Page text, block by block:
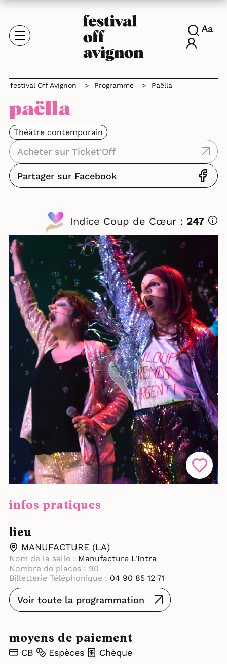
festival Off Avignon > Programme > Paëlla
paëlla
Théâtre contemporain
Acheter sur Ticket'Off
Partager sur Facebook
Indice Coup de Cœur : 247
infos pratiques
lieu
MANUFACTURE (LA)
Nom de la salle : Manufacture L'Intra
Nombre de places : 90
Billetterie Téléphonique : 04 90 85 12 71
Voir toute la programmation
moyens de paiement
CB Espèces Chèque